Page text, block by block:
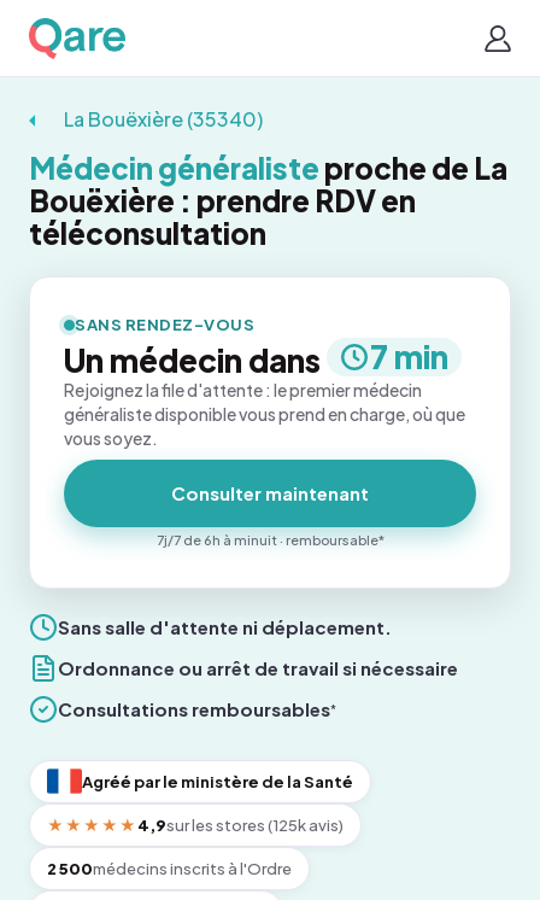
La Bouëxière (35340)
Médecin généraliste proche de La
Bouëxière : prendre RDV en
téléconsultation
Sans salle d'attente ni déplacement.
Ordonnance ou arrêt de travail si nécessaire
Consultations remboursables*
Agréé par le ministère de la Santé
★★★★★ 4,9sur les stores (125k avis)
2 500médecins inscrits à l'Ordre
SANS RENDEZ-VOUS
Un médecin dans 7 min
Rejoignez la file d'attente : le premier médecin
généraliste disponible vous prend en charge, où que
vous soyez.
Consulter maintenant
7j/7 de 6h à minuit · remboursable*